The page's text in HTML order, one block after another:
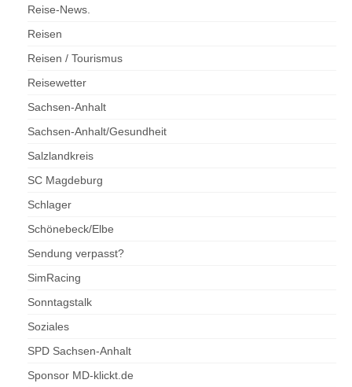
Reise-News.
Reisen
Reisen / Tourismus
Reisewetter
Sachsen-Anhalt
Sachsen-Anhalt/Gesundheit
Salzlandkreis
SC Magdeburg
Schlager
Schönebeck/Elbe
Sendung verpasst?
SimRacing
Sonntagstalk
Soziales
SPD Sachsen-Anhalt
Sponsor MD-klickt.de